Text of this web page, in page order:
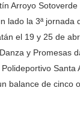
Arroyo
lado la 3ª jornada
el 19 y 25 de
y Promesas
Santa
balance de cinco